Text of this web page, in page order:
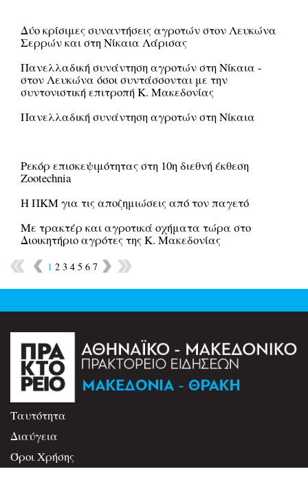
Δύο κρίσιμες συναντήσεις αγροτών στον Λευκώνα
Σερρών και στη Νίκαια Λάρισας
Πανελλαδική συνάντηση αγροτών στη Νίκαια -
στον Λευκώνα όσοι συντάσσονται με την
συντονιστική επιτροπή Κ. Μακεδονίας
Πανελλαδική συνάντηση αγροτών στη Νίκαια
Ρεκόρ επισκεψιμότητας στη 10η διεθνή έκθεση
Zootechnia
Η ΠΚΜ για τις αποζημιώσεις από τον παγετό
Με τρακτέρ και αγροτικά οχήματα τώρα στο
Διοικητήριο αγρότες της Κ. Μακεδονίας
1 2 3 4 5 6 7
Ταυτότητα
Διαύγεια
Όροι Χρήσης